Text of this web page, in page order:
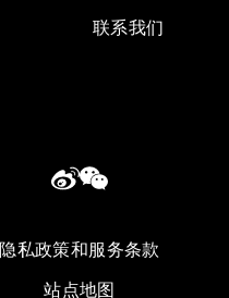
联系我们
隐私政策和服务条款
站点地图